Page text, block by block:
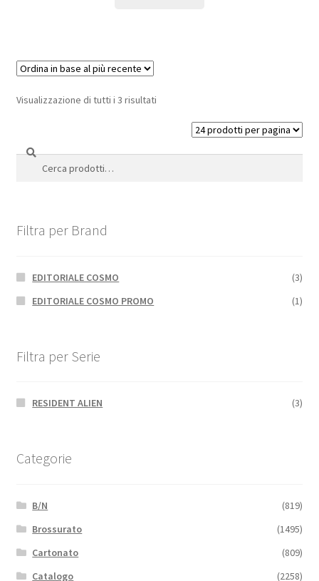
Visualizzazione di tutti i 3 risultati
Cerca:
Cerca
Filtra per Brand
EDITORIALE COSMO
(3)
EDITORIALE COSMO PROMO
(1)
Filtra per Serie
RESIDENT ALIEN (3)
Categorie
B/N
(819)
Brossurato
(1495)
Cartonato
(809)
Catalogo
(2258)